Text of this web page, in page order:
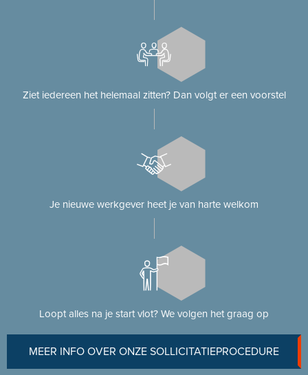
Ziet iedereen het helemaal zitten? Dan volgt er een voorstel
Je nieuwe werkgever heet je van harte welkom
Loopt alles na je start vlot? We volgen het graag op
MEER INFO OVER ONZE SOLLICITATIEPROCEDURE